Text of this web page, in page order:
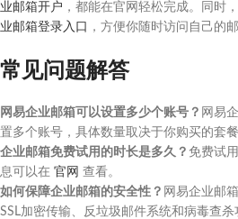
业邮箱开户 ，都能在官网轻松完成。同时
业邮箱登录入口
，方便你随时访问自己的邮
常见问题解答
网易企业邮箱可以设置多少个账号？ 网易
置多个账号，具体数量取决于你购买的套餐
企业邮箱免费试用的时长是多久？ 免费试
息可以在 官网 查看。
如何保障企业邮箱的安全性？ 网易企业邮
SSL加密传输、反垃圾邮件系统和病毒查杀